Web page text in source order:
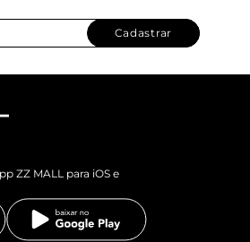
Cadastrar
ZZ MALL para iOS e